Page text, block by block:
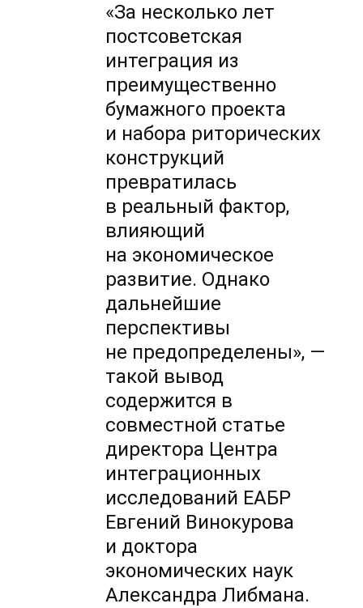
«За несколько лет
постсоветская
интеграция из
преимущественно
бумажного проекта
и набора риторических
конструкций
превратилась
в реальный фактор,
влияющий
на экономическое
развитие. Однако
дальнейшие
перспективы
не предопределены», —
такой вывод
содержится в
совместной статье
директора Центра
интеграционных
исследований ЕАБР
Евгений Винокурова
и доктора
экономических наук
Александра Либмана.